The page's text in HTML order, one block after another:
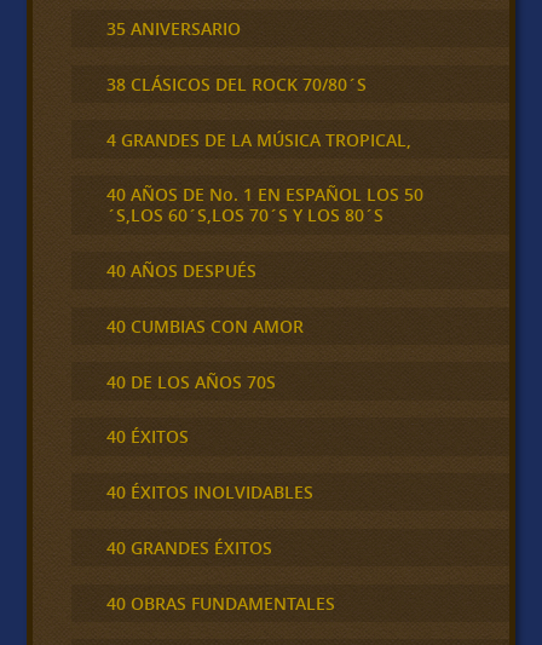
35 ANIVERSARIO
38 CLÁSICOS DEL ROCK 70/80´S
4 GRANDES DE LA MÚSICA TROPICAL,
40 AÑOS DE No. 1 EN ESPAÑOL LOS 50
´S,LOS 60´S,LOS 70´S Y LOS 80´S
40 AÑOS DESPUÉS
40 CUMBIAS CON AMOR
40 DE LOS AÑOS 70S
40 ÉXITOS
40 ÉXITOS INOLVIDABLES
40 GRANDES ÉXITOS
40 OBRAS FUNDAMENTALES